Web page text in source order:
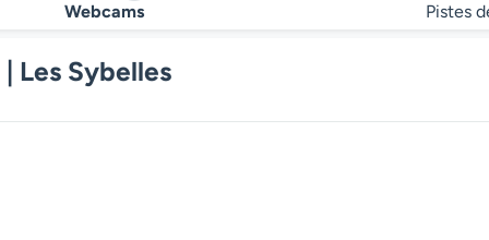
Webcams Pistes
Les Sybelles